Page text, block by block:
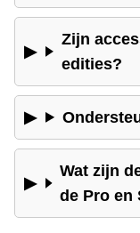
Zijn
edities?
Wat zijn
de Pro en